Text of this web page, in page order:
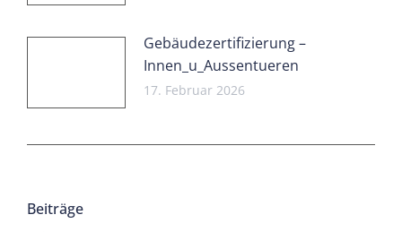
Gebäudezertifizierung –
Innen_u_Aussentueren
17. Februar 2026
Beiträge